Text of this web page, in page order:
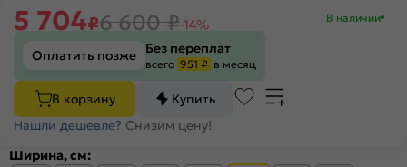
5 704₽6 600₽-14% В наличии
Оплатить позже Без переплат
всего 951 ₽ в месяц
В корзину
Купить
Нашли дешевле? Снизим цену!
Ширина, см: